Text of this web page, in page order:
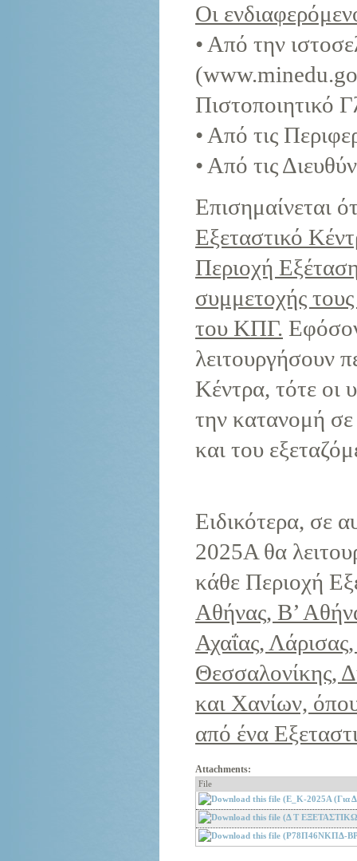
Οι
• Από την
Πιστοποιητικό
• Από τις
• Από τις
Επισημαίνεται
Εξεταστικό
Περιοχή
συμμετοχής
του ΚΠΓ.
λειτουργήσουν
Κέντρα, τότε οι
την κατανομή
και του
Ειδικότερα, σε
2025A θα
κάθε Περιοχή
Αθήνας, Β’
Αχαΐας,
Θεσσαλονίκης,
και Χανίων,
από ένα
Attachments:
File